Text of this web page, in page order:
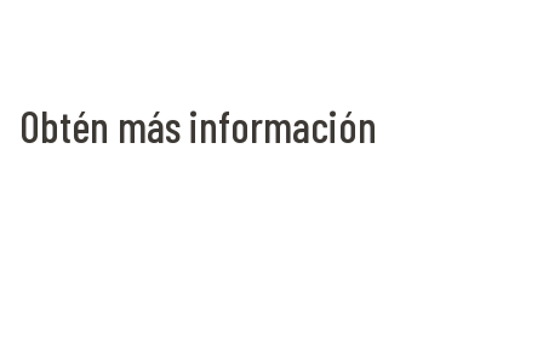
Obtén más información